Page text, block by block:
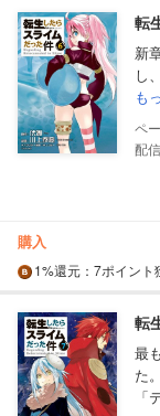
転
新
し
も
配
購入
1%還元 ：7ポイント
転
最
た
「